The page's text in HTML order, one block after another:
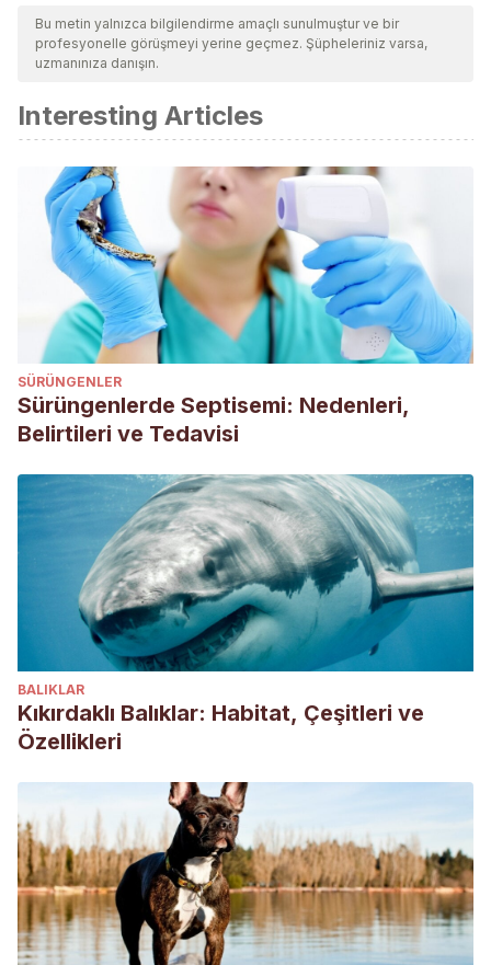
Bu metin yalnızca bilgilendirme amaçlı sunulmuştur ve bir
profesyonelle görüşmeyi yerine geçmez. Şüpheleriniz varsa,
uzmanınıza danışın.
Interesting Articles
SÜRÜNGENLER
Sürüngenlerde Septisemi: Nedenleri,
Belirtileri ve Tedavisi
BALIKLAR
Kıkırdaklı Balıklar: Habitat, Çeşitleri ve
Özellikleri